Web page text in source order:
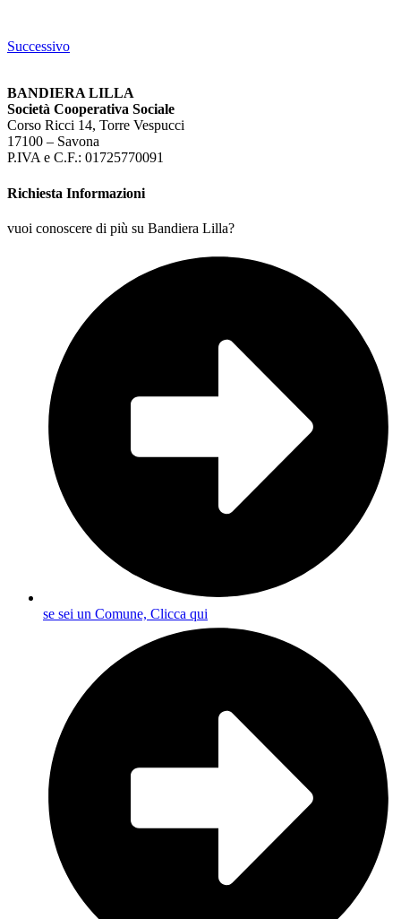
Successivo
BANDIERA LILLA
Società Cooperativa Sociale
Corso Ricci 14, Torre Vespucci
17100 – Savona
P.IVA e C.F.: 01725770091
Richiesta Informazioni
vuoi conoscere di più su Bandiera Lilla?
se sei un Comune, Clicca qui